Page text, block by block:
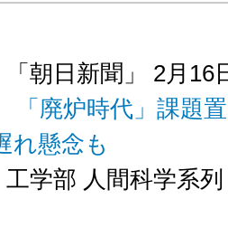
日新聞」 2月16
「廃炉時代」課題
れ懸念も
部 人間科学系